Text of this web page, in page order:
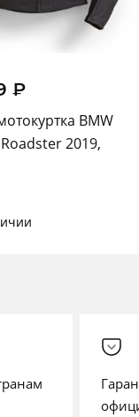
₽
BMW
2019,